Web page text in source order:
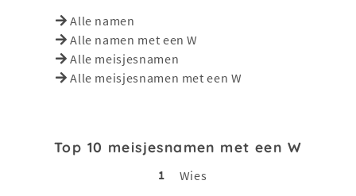
Alle namen
Alle namen met een W
Alle meisjesnamen
Alle meisjesnamen met een W
Top 10 meisjesnamen met een W
1
Wies